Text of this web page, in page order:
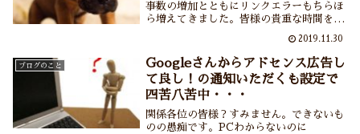
事数の増加とともにリンクエラーもちらほ
ら増えてきました。皆様の貴重な時間をい
とかダメだろ！ということで目下手直し作
業中です。ご勘弁を・・・。
2019.11.30
ブログのこと
Googleさんからアドセンス広告し
て良し！の通知いただくも設定で
四苦八苦中・・・
関係各位の皆様？すみません。できないも
のの愚痴です。PCわからないのに